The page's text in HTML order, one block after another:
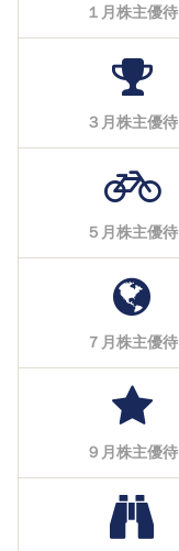
１月株主優待
３月株主優待
５月株主優待
７月株主優待
９月株主優待